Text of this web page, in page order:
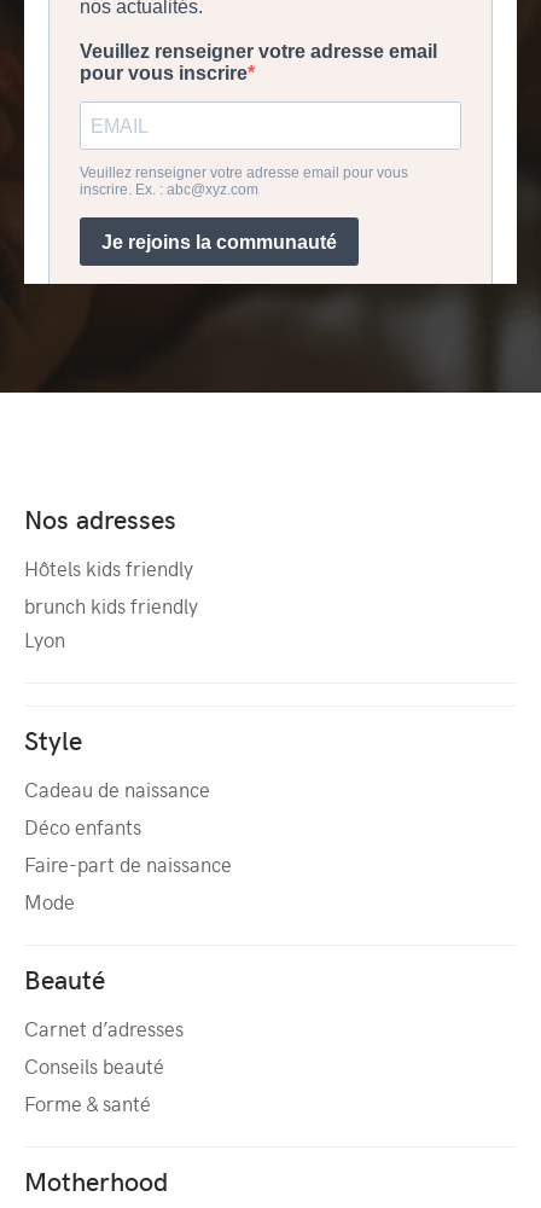
Nos adresses
Hôtels kids friendly
brunch kids friendly
Lyon
Style
Cadeau de naissance
Déco enfants
Faire-part de naissance
Mode
Beauté
Carnet d’adresses
Conseils beauté
Forme & santé
Motherhood